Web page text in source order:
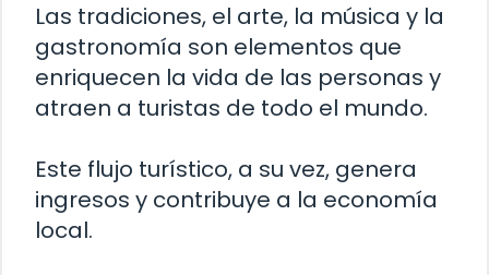
Las tradiciones, el arte, la música y la
gastronomía son elementos que
enriquecen la vida de las personas y
atraen a turistas de todo el mundo.
Este flujo turístico, a su vez, genera
ingresos y contribuye a la economía
local.